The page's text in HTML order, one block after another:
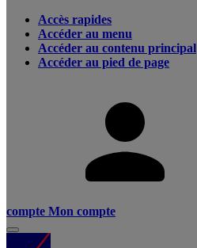
Accès rapides
Accéder au menu
Accéder au contenu principal
Accéder au pied de page
compte Mon compte